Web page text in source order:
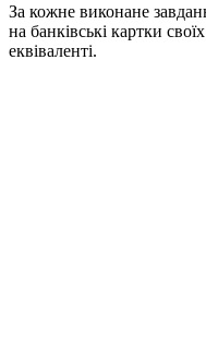
За кожне виконане
на банківські картки
еквіваленті.